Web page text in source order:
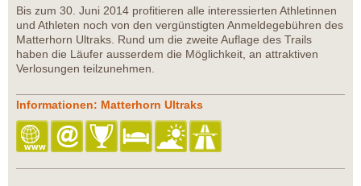
Bis zum 30. Juni 2014 profitieren alle interessierten Athletinnen
und Athleten noch von den vergünstigten Anmeldegebühren des
Matterhorn Ultraks. Rund um die zweite Auflage des Trails
haben die Läufer ausserdem die Möglichkeit, an attraktiven
Verlosungen teilzunehmen.
Informationen: Matterhorn Ultraks